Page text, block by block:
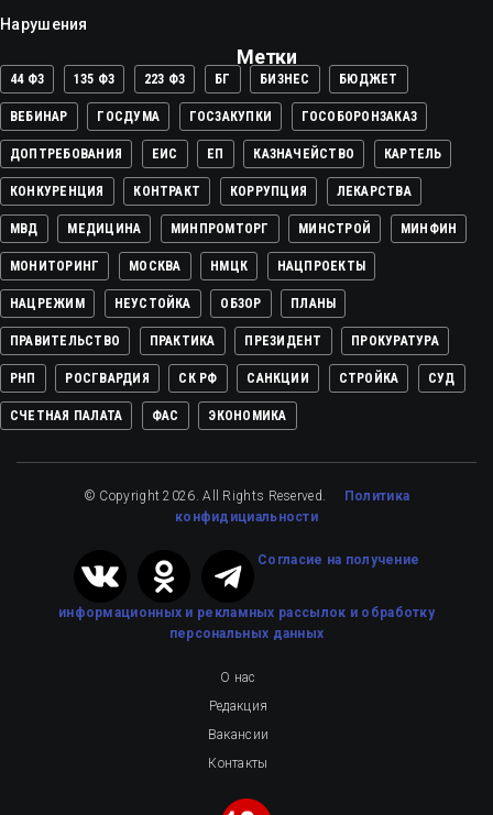
Нарушения
Метки
44 ФЗ 135 ФЗ 223 ФЗ БГ БИЗНЕС БЮДЖЕТ
ВЕБИНАР ГОСДУМА ГОСЗАКУПКИ ГОСОБОРОНЗАКАЗ
ДОПТРЕБОВАНИЯ ЕИС ЕП КАЗНАЧЕЙСТВО КАРТЕЛЬ
КОНКУРЕНЦИЯ КОНТРАКТ КОРРУПЦИЯ ЛЕКАРСТВА
МВД МЕДИЦИНА МИНПРОМТОРГ МИНСТРОЙ МИНФИН
МОНИТОРИНГ МОСКВА НМЦК НАЦПРОЕКТЫ
НАЦРЕЖИМ НЕУСТОЙКА ОБЗОР ПЛАНЫ
ПРАВИТЕЛЬСТВО ПРАКТИКА ПРЕЗИДЕНТ ПРОКУРАТУРА
РНП РОСГВАРДИЯ СК РФ САНКЦИИ СТРОЙКА СУД
СЧЕТНАЯ ПАЛАТА ФАС ЭКОНОМИКА
© Copyright 2026. All Rights Reserved. Политика
конфидициальности
Cогласие на получение
информационных и рекламных рассылок и обработку
персональных данных
О нас
Редакция
Вакансии
Контакты